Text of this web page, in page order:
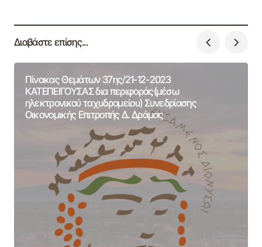
Διαβάστε επίσης...
Πίνακας Θεμάτων 37ης/21-12-2023
ΚΑΤΕΠΕΙΓΟΥΣΑΣ δια περιφοράς(μέσω
ηλεκτρονικού ταχυδρομείου) Συνεδρίασης
Οικονομικής Επιτροπής Δ. Δράμας